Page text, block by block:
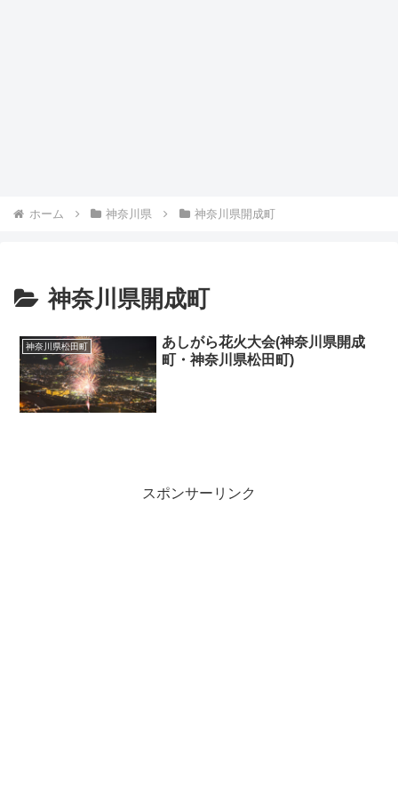
ホーム 神奈川県 神奈川県開成町
神奈川県開成町
神奈川県松田町
あしがら花火大会(神奈川県開成
町・神奈川県松田町)
スポンサーリンク